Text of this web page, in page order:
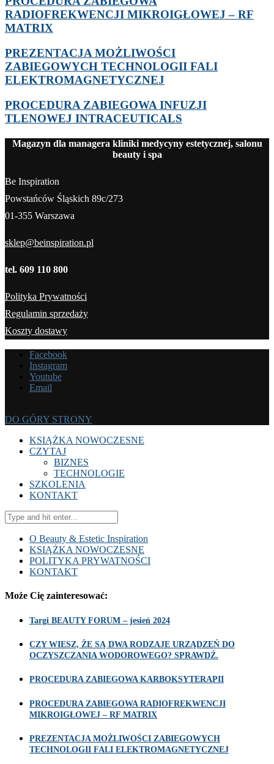
RADIOFREKWENCJI MIKROIGŁOWEJ – RF
MATRIX
PREZENTACJA MOŻLIWOŚCI
ZABIEGOWYCH TECHNOLOGII FALI
ELEKTROMAGNETYCZNEJ
PROCEDURA ZABIEGOWA INFUZJI
TLENOWEJ INTRACEUTICALS
Magazyn dla managera kliniki medycyny estetycznej, salonu
beauty i spa
Be Inspiration
Powstańców Śląskich 89c/273
01-355 Warszawa
sklep@beinspiration.pl
tel. 609 110 800
Polityka Prywatności
Regulamin sprzedaży
Koszty dostawy
Facebook
Instagram
Youtube
Email
DO GÓRY STRONY
KSIĄŻKA NOWOCZESNE
CZYTAJ
BIZNES
TECHNOLOGIE
SZKOLENIA
KONTAKT
O Beauty & Estetic Inspiration
KSIĄŻKA NOWOCZESNE
POLITYKA PRYWATNOŚCI
KONTAKT
Może Cię zainteresować:
Targi BEAUTY FORUM – jesień 2024
CZY WIESZ, ŻE SĄ DWA RODZAJE URZĄDZEŃ DO
OCZYSZCZANIA WODOROWEGO? SPRAWDŹ.
PROCEDURA ZABIEGOWA KARBOKSYTERAPII
PROCEDURA ZABIEGOWA RADIOFREKWENCJI
MIKROIGŁOWEJ – RF MATRIX
PREZENTACJA MOŻLIWOŚCI ZABIEGOWYCH
TECHNOLOGII FALI ELEKTROMAGNETYCZNEJ